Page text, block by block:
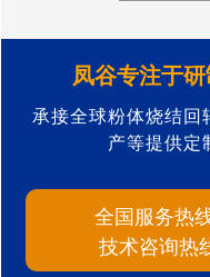
凤谷专注于
承接全球粉体烧结回
产等提供定
全国服务热
技术咨询热